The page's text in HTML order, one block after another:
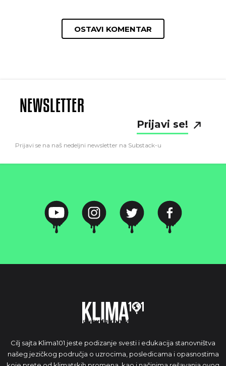
OSTAVI KOMENTAR
NEWSLETTER
Prijavi se!
Prijavi se na naš nedeljni newsletter na Substack-u
Cilj sajta Klima101 jeste podizanje svesti i edukacija stanovništva
našeg jezičkog područja o uzrocima, posledicama i opasnostima